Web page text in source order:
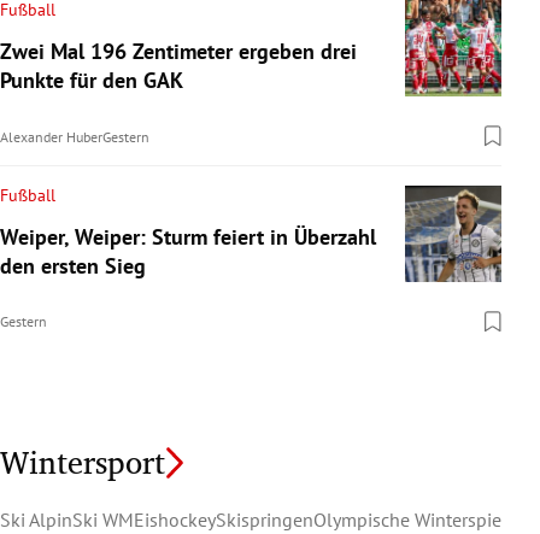
Fußball
Zwei Mal 196 Zentimeter ergeben drei
Punkte für den GAK
Alexander HuberGestern
Fußball
Weiper, Weiper: Sturm feiert in Überzahl
den ersten Sieg
Gestern
Wintersport
Ski AlpinSki WMEishockeySkispringenOlympische Winterspiele